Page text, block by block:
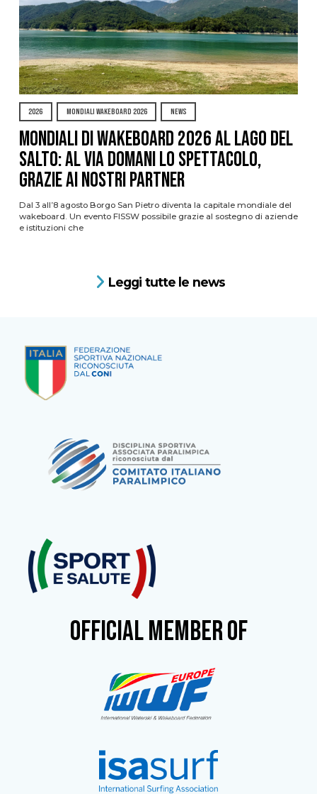
2026 MONDIALI WAKEBOARD 2026 NEWS
Mondiali di Wakeboard 2026 al Lago del
Salto: al via domani lo spettacolo,
grazie ai nostri Partner
Dal 3 all’8 agosto Borgo San Pietro diventa la capitale mondiale del
wakeboard. Un evento FISSW possibile grazie al sostegno di aziende
e istituzioni che
Leggi tutte le news
OFFICIAL MEMBER OF